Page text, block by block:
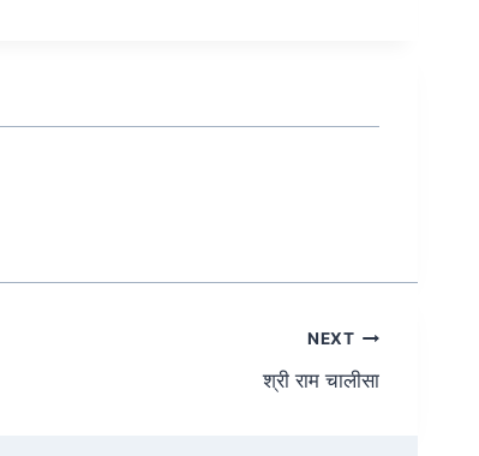
NEXT
श्री राम चालीसा